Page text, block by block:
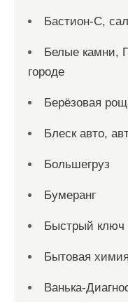
Бастион-С,
Белые камни,
городе
Берёзовая
Блеск авто,
Большегруз
Бумеранг
Быстрый ключ
Бытовая
Ванька-